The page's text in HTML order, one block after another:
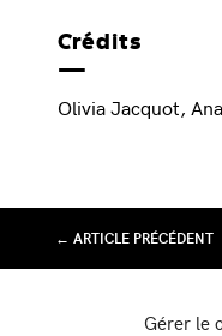
Gérer le
Crédits
Olivia Jacquot,
← ARTICLE PRÉCÉDENT